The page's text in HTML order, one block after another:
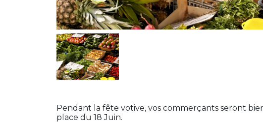
Pendant la fête votive, vos commerçants seront
place du 18 Juin.